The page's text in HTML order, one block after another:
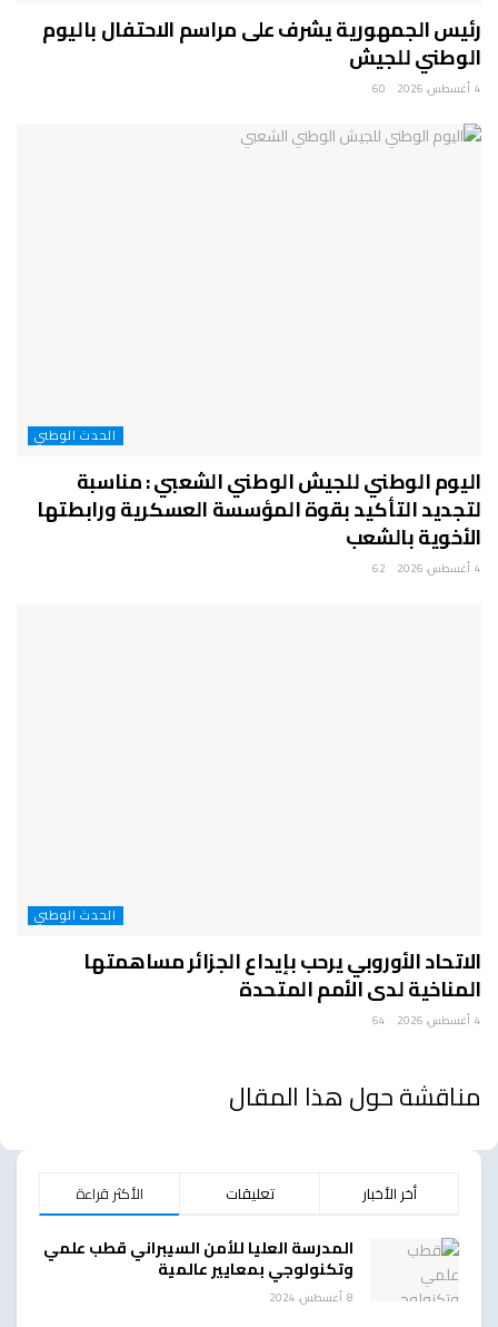
رئيس الجمهورية يشرف على مراسم الاحتفال باليوم
الوطني للجيش
4 أغسطس، 2026 60
الحدث الوطني
اليوم الوطني للجيش الوطني الشعبي : مناسبة
لتجديد التأكيد بقوة المؤسسة العسكرية ورابطتها
الأخوية بالشعب
4 أغسطس، 2026 62
الحدث الوطني
الاتحاد الأوروبي يرحب بإيداع الجزائر مساهمتها
المناخية لدى الأمم المتحدة
4 أغسطس، 2026 64
مناقشة حول هذا المقال
الأكثر قراءة تعليقات أخر الأخبار
المدرسة العليا للأمن السيبراني قطب علمي
وتكنولوجي بمعايير عالمية
8 أغسطس، 2024